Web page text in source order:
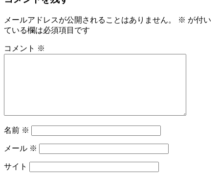
メールアドレスが公開されることはありません。 ※ が付い
ている欄は必須項目です
コメント ※
名前 ※
メール ※
サイト